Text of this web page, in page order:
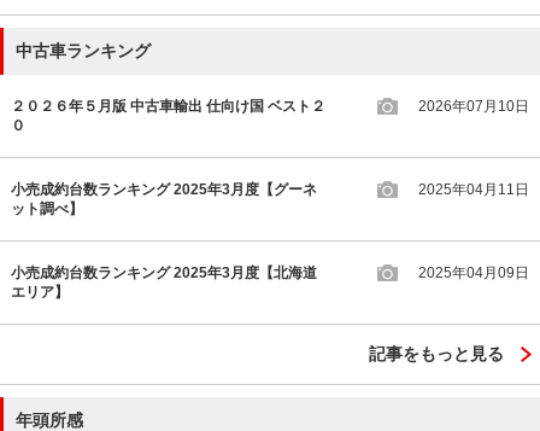
中古車ランキング
２０２６年５月版 中古車輸出 仕向け国 ベスト２
０
2026年07月10日
小売成約台数ランキング 2025年3月度【グーネ
ット調べ】
2025年04月11日
小売成約台数ランキング 2025年3月度【北海道
エリア】
2025年04月09日
記事をもっと見る
年頭所感